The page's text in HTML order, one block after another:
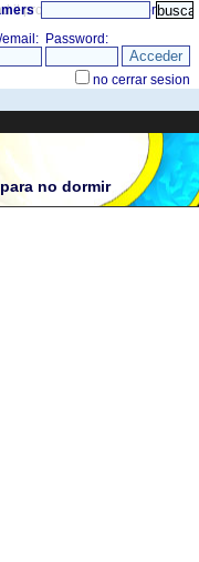
it probably will» directorio
no dormir